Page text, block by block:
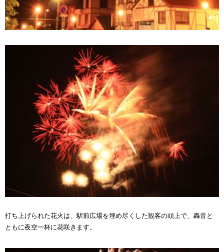
打ち上げられた花火は、駅前広場を埋め尽くした観客の頭上で、轟音と
ともに夜空一杯に花咲きます。